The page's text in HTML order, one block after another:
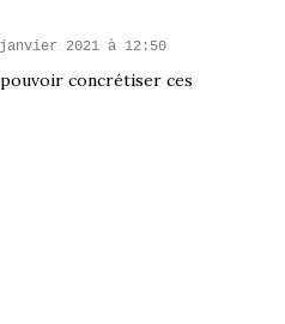
2021 à 12:50
concrétiser ces